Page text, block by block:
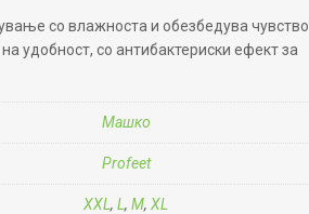
со влажноста и обезбедува чувство
удобност, со антибактериски ефект за
Машко
Profeet
XXL,L,M,XL